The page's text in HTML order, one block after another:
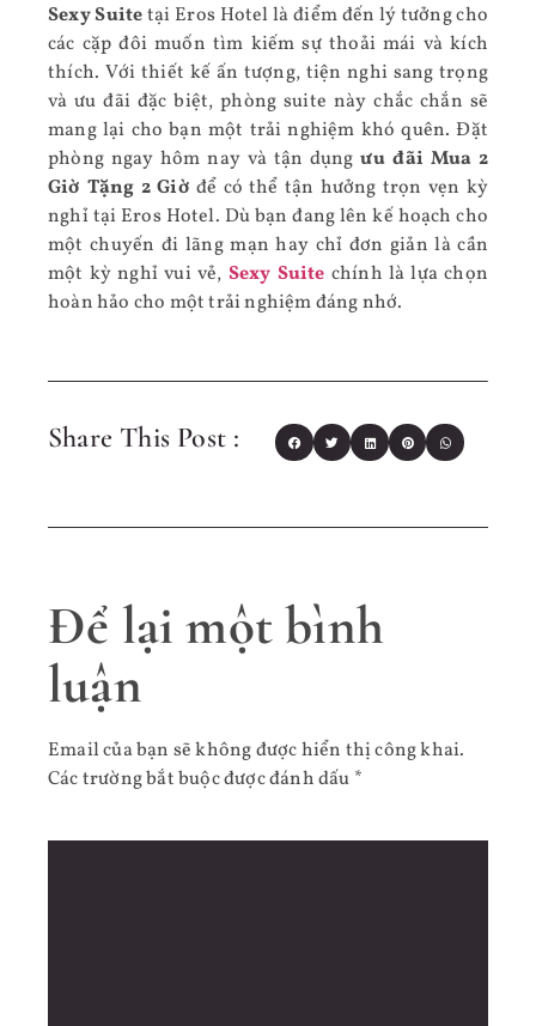
Sexy Suitetại Eros Hotel là điểm đến lý tưởng cho
các cặp đôi muốn tìm kiếm sự thoải mái và kích
thích. Với thiết kế ấn tượng, tiện nghi sang trọng
và ưu đãi đặc biệt, phòng suite này chắc chắn sẽ
mang lại cho bạn một trải nghiệm khó quên. Đặt
phòng ngay hôm nay và tận dụngưu đãi Mua 2
Giờ Tặng 2 Giờ để có thể tận hưởng trọn vẹn kỳ
nghỉ tại Eros Hotel. Dù bạn đang lên kế hoạch cho
một chuyến đi lãng mạn hay chỉ đơn giản là cần
một kỳ nghỉ vui vẻ, Sexy Suite chính là lựa chọn
hoàn hảo cho một trải nghiệm đáng nhớ.
Share This Post :
Để lại một bình
luận
Email của bạn sẽ không được hiển thị công khai.
Các trường bắt buộc được đánh dấu *